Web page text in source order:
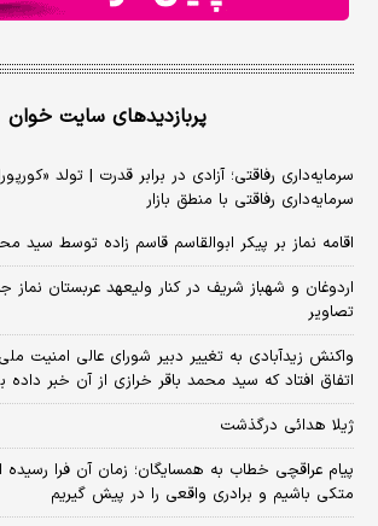
پربازدیدهای سایت خوان
سرمایه‌داری رفاقتی؛ آزادی در برابر قدرت | تولد
سرمایه‌داری رفاقتی با منطق بازار
اقامه نماز بر پیکر ابوالقاسم قاسم زاده توسط سید
اردوغان و شهباز شریف در کنار ولیعهد عربستان نماز
تصاویر
واکنش زیدآبادی به تغییر دبیر شورای عالی امنیت
اتفاق افتاد که سید محمد باقر خرازی از آن خبر داده
ژیلا هدائی درگذشت
پیام عراقچی خطاب به همسایگان؛ زمان آن فرا
متکی باشیم و برادری واقعی را در پیش گیریم